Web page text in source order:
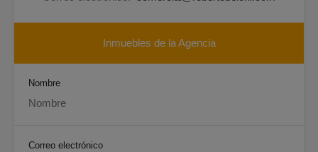
Inmuebles de la Agencia
Nombre
Correo electrónico